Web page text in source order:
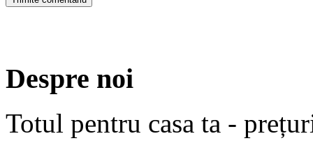
Despre noi
Totul pentru casa ta -